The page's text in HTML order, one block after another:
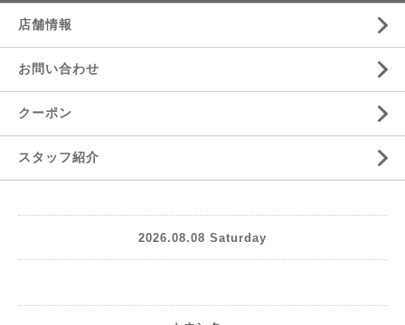
店舗情報
お問い合わせ
クーポン
スタッフ紹介
2026.08.08 Saturday